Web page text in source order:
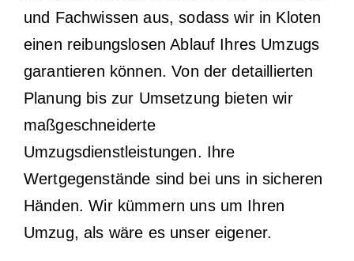
und Fachwissen aus, sodass wir in Kloten
einen reibungslosen Ablauf Ihres Umzugs
garantieren können. Von der detaillierten
Planung bis zur Umsetzung bieten wir
maßgeschneiderte
Umzugsdienstleistungen. Ihre
Wertgegenstände sind bei uns in sicheren
Händen. Wir kümmern uns um Ihren
Umzug, als wäre es unser eigener.